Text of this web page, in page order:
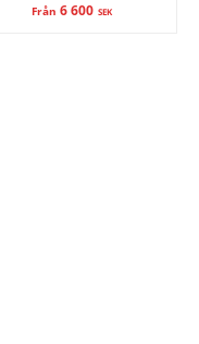
Från 6 600 SEK